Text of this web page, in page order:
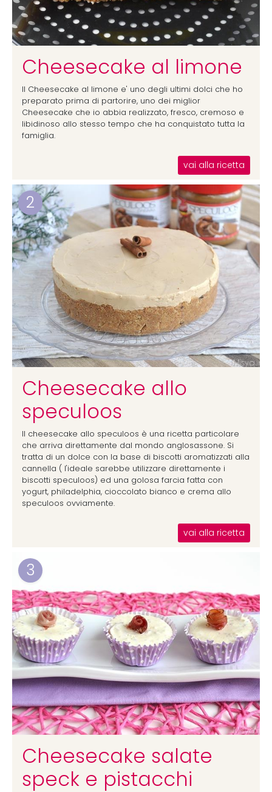
Cheesecake al limone
Il Cheesecake al limone e' uno degli ultimi dolci che ho
preparato prima di partorire, uno dei miglior
Cheesecake che io abbia realizzato, fresco, cremoso e
libidinoso allo stesso tempo che ha conquistato tutta la
famiglia.
vai alla ricetta
2
Cheesecake allo
speculoos
Il cheesecake allo speculoos è una ricetta particolare
che arriva direttamente dal mondo anglosassone. Si
tratta di un dolce con la base di biscotti aromatizzati alla
cannella ( l'ideale sarebbe utilizzare direttamente i
biscotti speculoos) ed una golosa farcia fatta con
yogurt, philadelphia, cioccolato bianco e crema allo
speculoos ovviamente.
vai alla ricetta
3
Cheesecake salate
speck e pistacchi